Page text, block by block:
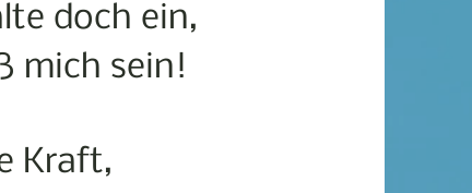
doch ein,
mich sein!
Kraft,